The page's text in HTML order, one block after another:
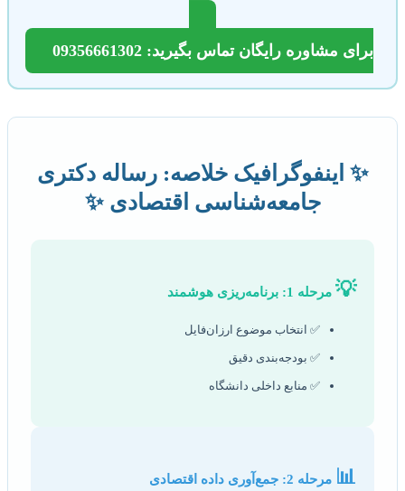
برای مشاوره رایگان تماس بگیرید: 09356661302
✨ اینفوگرافیک خلاصه: رساله دکتری
جامعه‌شناسی اقتصادی ✨
مرحله 1: برنامه‌ریزی هوشمند
✅ انتخاب موضوع ارزان‌فایل
✅ بودجه‌بندی دقیق
✅ منابع داخلی دانشگاه
مرحله 2: جمع‌آوری داده اقتصادی